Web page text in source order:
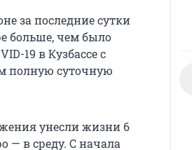
за последние сутки
больше, чем было
19 в Кузбассе с
полную суточную
унесли жизни 6
— в среду. С начала